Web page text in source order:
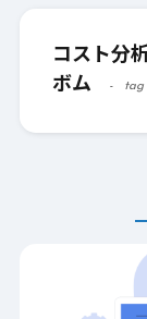
コスト分
ボム
tag